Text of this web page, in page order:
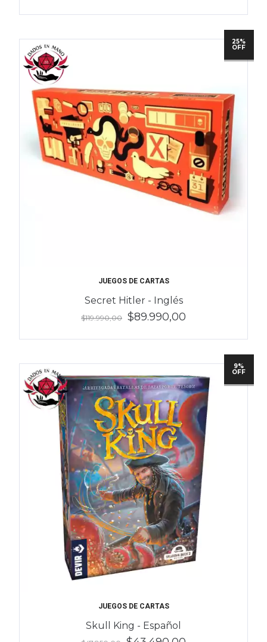
25%
OFF
JUEGOS DE CARTAS
Secret Hitler - Inglés
$119.990,00 $89.990,00
9%
OFF
JUEGOS DE CARTAS
Skull King - Español